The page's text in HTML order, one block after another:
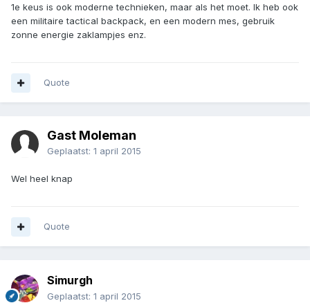
1e keus is ook moderne technieken, maar als het moet. Ik heb ook
een militaire tactical backpack, en een modern mes, gebruik
zonne energie zaklampjes enz.
Quote
Gast Moleman
Geplaatst: 1 april 2015
Wel heel knap
Quote
Simurgh
Geplaatst: 1 april 2015